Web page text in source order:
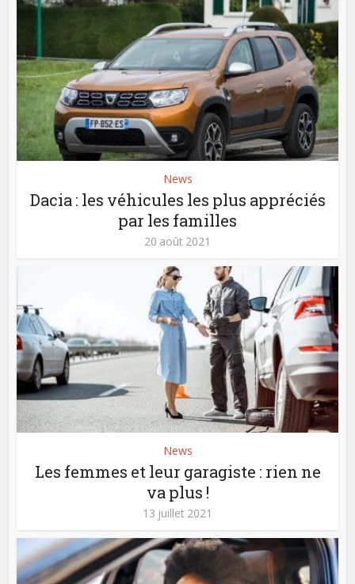
News
Dacia : les véhicules les plus appréciés
par les familles
20 août 2021
News
Les femmes et leur garagiste : rien ne
va plus !
13 juillet 2021